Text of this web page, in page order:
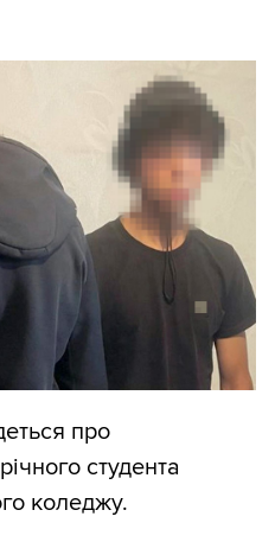
про
студента
коледжу.